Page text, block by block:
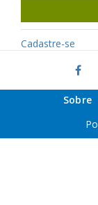
Cadastre-se
Sobre